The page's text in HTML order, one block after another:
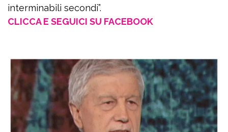
interminabili secondi”.
CLICCA E SEGUICI SU FACEBOOK